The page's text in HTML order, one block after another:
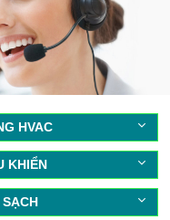
HVAC
KHIỂN